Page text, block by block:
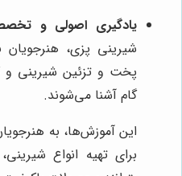
یادگیری اصولی و
شیرینی پزی،
پخت و تزئین شیرینی
گام آشنا می‌شوند.
این آموزش‌ها، به
برای تهیه انواع